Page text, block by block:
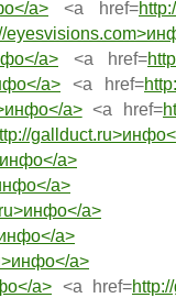
a> <a href=
a> <a href=
a> <a href=
a><a href=
a>
a>
a>
a>
a>
a> <a href=